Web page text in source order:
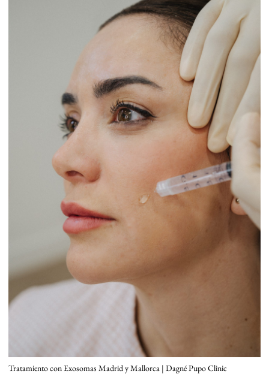
Tratamiento con Exosomas Madrid y Mallorca | Dagné Pupo Clinic